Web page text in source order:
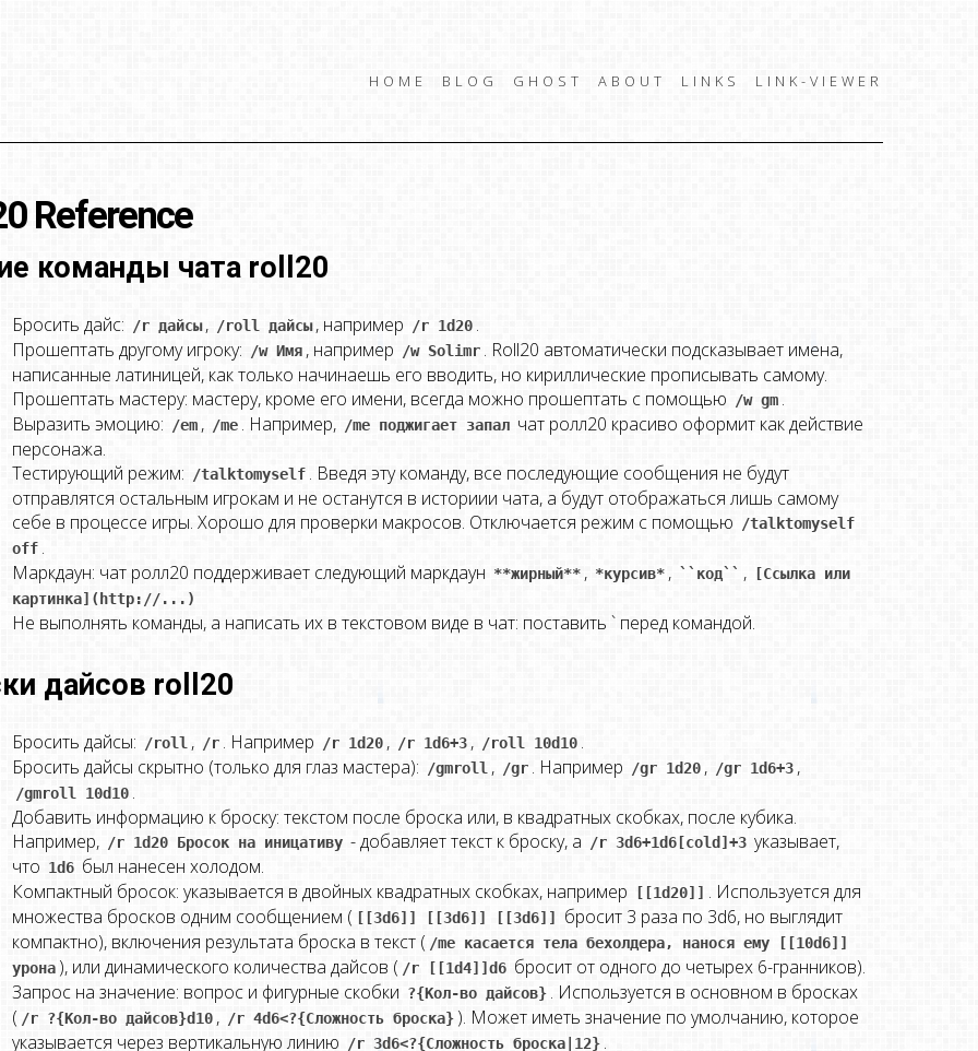
HOME BLOG GHOST ABOUT LINKS LINK-VIEWER
Reference
команды чата roll20
Бросить дайс: /r дайсы , /roll дайсы , например /r 1d20 .
Прошептать другому игроку:
/w Имя , например /w Solimr . Roll20 автоматически подсказывает имена,
написанные латиницей, как только начинаешь его вводить, но кириллические прописывать самому.
Прошептать мастеру: мастеру, кроме его имени, всегда можно прошептать с помощью
/w gm .
Выразить эмоцию:
/em , /me . Например, /me поджигает запал чат ролл20 красиво оформит как действие
персонажа.
Тестирующий режим:
/talktomyself . Введя эту команду, все последующие сообщения не будут
отправлятся остальным игрокам и не останутся в историии чата, а будут отображаться лишь самому
себе в процессе игры. Хорошо для проверки макросов. Отключается режим с помощью
/talktomyself
off .
Маркдаун: чат ролл20 поддерживает следующий маркдаун **жирный** , *курсив* , ``код`` ,
[Ссылка или
картинка](http://...)
Не выполнять команды, а написать их в текстовом виде в чат: поставить ` перед командой.
дайсов roll20
Бросить дайсы: /roll , /r . Например /r 1d20 , /r 1d6+3 , /roll 10d10 .
Бросить дайсы скрытно (только для глаз мастера): /gmroll , /gr . Например /gr 1d20 , /gr 1d6+3 ,
/gmroll 10d10 .
Добавить информацию к броску: текстом после броска или, в квадратных скобках, после кубика.
Например, /r 1d20 Бросок на иницативу - добавляет текст к броску, а /r 3d6+1d6[cold]+3 указывает,
что 1d6 был нанесен холодом.
Компактный бросок: указывается в двойных квадратных скобках, например
[[1d20]] . Используется для
множества бросков одним сообщением ( [[3d6]] [[3d6]] [[3d6]]
бросит 3 раза по 3d6, но выглядит
компактно), включения результата броска в текст ( /me касается тела бехолдера, нанося ему [[10d6]]
урона ), или динамического количества дайсов ( /r [[1d4]]d6 бросит от одного до четырех 6-гранников).
Запрос на значение: вопрос и фигурные скобки ?{Кол-во дайсов} . Используется в основном в бросках
( /r ?{Кол-во дайсов}d10 , /r 4d6<?{Сложность броска} ). Может иметь значение по умолчанию, которое
указывается через вертикальную линию /r 3d6<?{Сложность броска|12} .